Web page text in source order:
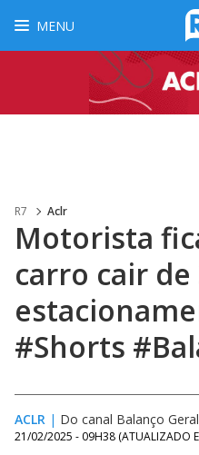
MENU
R7 Aclr
Motorista
carro cair de
#Shorts
ACLR | Do canal Balanço
21/02/2025 - 09H38 (ATUALIZADO